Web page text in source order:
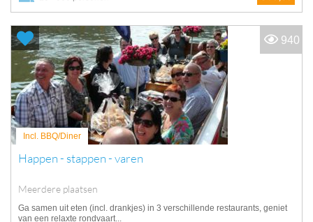
Incl. BBQ/Diner
Happen - stappen - varen
Meerdere plaatsen
Ga samen uit eten (incl. drankjes) in 3 verschillende restaurants, geniet
van een relaxte rondvaart...
940